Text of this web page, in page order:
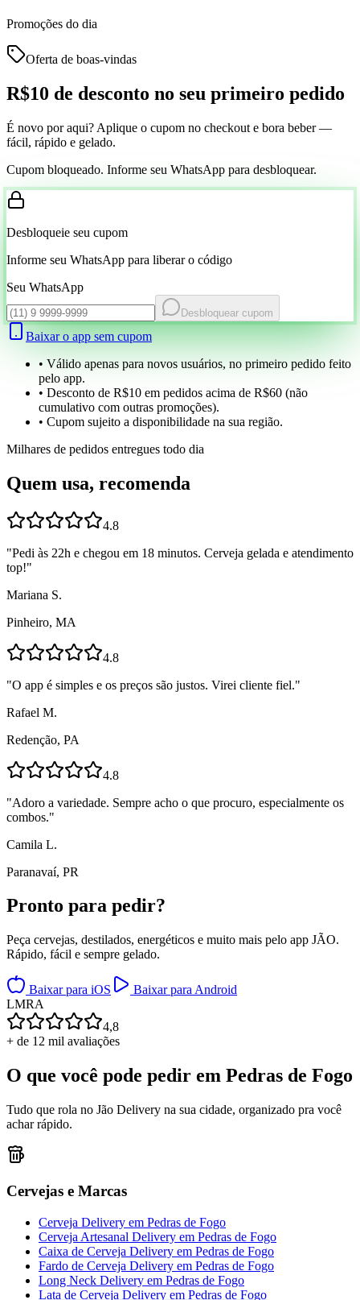
Promoções do dia
Oferta de boas-vindas
R$10 de desconto no seu primeiro pedido
É novo por aqui? Aplique o cupom no checkout e bora beber —
fácil, rápido e gelado.
Cupom bloqueado. Informe seu WhatsApp para desbloquear.
Desbloqueie seu cupom
Informe seu WhatsApp para liberar o código
Seu WhatsApp
Desbloquear cupom
Baixar o app sem cupom
• Válido apenas para novos usuários, no primeiro pedido feito
pelo app.
• Desconto de R$10 em pedidos acima de R$60 (não
cumulativo com outras promoções).
• Cupom sujeito a disponibilidade na sua região.
Milhares de pedidos entregues todo dia
Quem usa, recomenda
4.8
"Pedi às 22h e chegou em 18 minutos. Cerveja gelada e atendimento
top!"
Mariana S.
Pinheiro, MA
4.8
"O app é simples e os preços são justos. Virei cliente fiel."
Rafael M.
Redenção, PA
4.8
"Adoro a variedade. Sempre acho o que procuro, especialmente os
combos."
Camila L.
Paranavaí, PR
Pronto para pedir?
Peça cervejas, destilados, energéticos e muito mais pelo app JÃO.
Rápido, fácil e sempre gelado.
Baixar para iOS
Baixar para Android
LMRA
4,8
+ de 12 mil avaliações
O que você pode pedir em Pedras de Fogo
Tudo que rola no Jão Delivery na sua cidade, organizado pra você
achar rápido.
Cervejas e Marcas
Cerveja Delivery em Pedras de Fogo
Cerveja Artesanal Delivery em Pedras de Fogo
Caixa de Cerveja Delivery em Pedras de Fogo
Fardo de Cerveja Delivery em Pedras de Fogo
Long Neck Delivery em Pedras de Fogo
Lata de Cerveja Delivery em Pedras de Fogo